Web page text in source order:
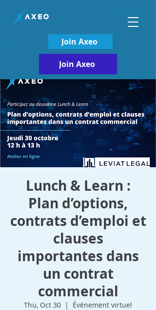
Join Axeo
Join Axeo
Lunch & Learn :
Plan d’options,
contrats d’emploi et
clauses
importantes dans
un contrat
commercial
Thu, Oct 30
  |
Événement virtuel